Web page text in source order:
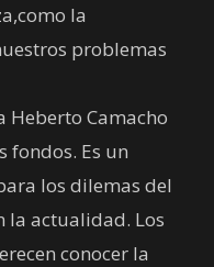
la
problemas
Heberto Camacho
fondos. Es un
los dilemas del
la actualidad. Los
conocer la